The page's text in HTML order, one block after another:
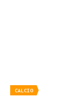
CALCIO